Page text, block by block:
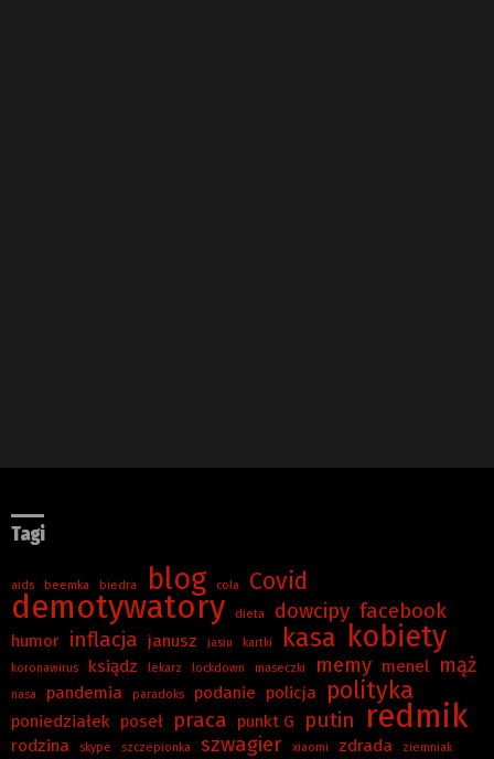
Tagi
aids beemka biedra blog cola Covid
demotywatory dieta dowcipy facebook
humor inflacja janusz jasiu kartki kasa kobiety
koronawirus ksiądz lekarz lockdown maseczki memy menel mąż
nasa pandemia paradoks podanie policja polityka
poniedziałek poseł praca punkt G putin redmik
rodzina skype szczepionka szwagier xiaomi zdrada ziemniak